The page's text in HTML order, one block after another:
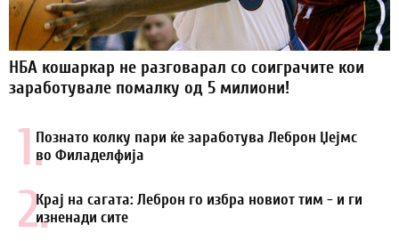
НБА кошаркар не разговарал со соиграчите кои
заработувале помалку од 5 милиони!
1.Познато колку пари ќе заработува Леброн Џејмс
во Филаделфија
2.Крај на сагата: Леброн го избра новиот тим - и ги
изненади сите